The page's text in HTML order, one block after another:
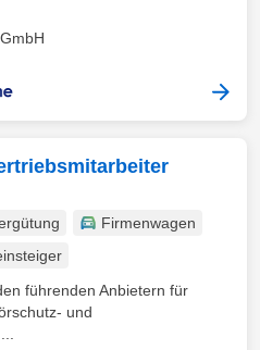
Firmenwagen
führenden Anbietern für
und